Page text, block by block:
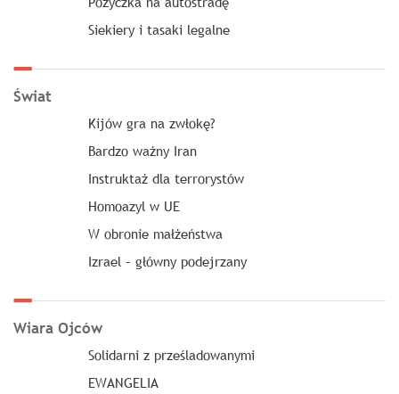
Siekiery i tasaki legalne
Świat
Kijów gra na zwłokę?
Bardzo ważny Iran
Instruktaż dla terrorystów
Homoazyl w UE
W obronie małżeństwa
Izrael – główny podejrzany
Wiara Ojców
Solidarni z prześladowanymi
EWANGELIA